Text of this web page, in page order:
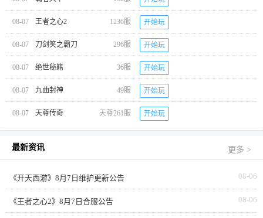
08-07 王者之心2 1236服 开始玩
08-07 刀剑笑之霸刀 296服 开始玩
08-07 绝世秘籍 36服 开始玩
08-07 九曲封神 49服 开始玩
08-07 天尊传奇 天尊261服 开始玩
最新资讯 更多 >
08-06
《开天西游》8月7日维护更新公告
08-06
《王者之心2》8月7日合服公告